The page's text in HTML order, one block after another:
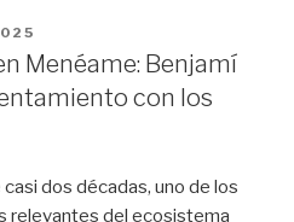
Menéame: Benjamí
con los
dos décadas, uno de los
relevantes del ecosistema